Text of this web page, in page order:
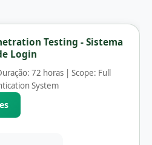
Testing - Sistema
Login
72 horas | Scope: Full
System